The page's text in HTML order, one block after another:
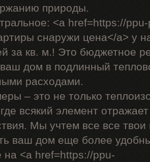
природы.
<a href=https://
снаружи цена</a> у
за кв. м.! Это бюджетное
дом в подлинный
расходами.
– это не только
всякий элемент
Мы учтем все все
ваш дом еще более
на <a href=https://ppu-